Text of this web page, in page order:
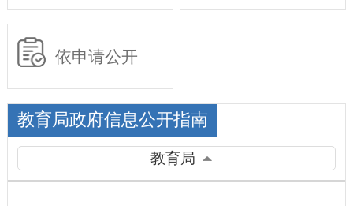
依申请公开
教育局政府信息公开指南
教育局